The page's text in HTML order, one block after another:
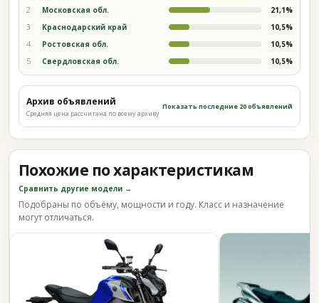
2 Московская обл. 21,1%
3 Краснодарский край 10,5%
4 Ростовская обл. 10,5%
5 Свердловская обл. 10,5%
Архив объявлений
Средняя цена рассчитана по всему архиву
Показать последние 20 объявлений
Похожие по характеристикам
Сравнить другие модели →
Подобраны по объёму, мощности и году. Класс и назначение
могут отличаться.